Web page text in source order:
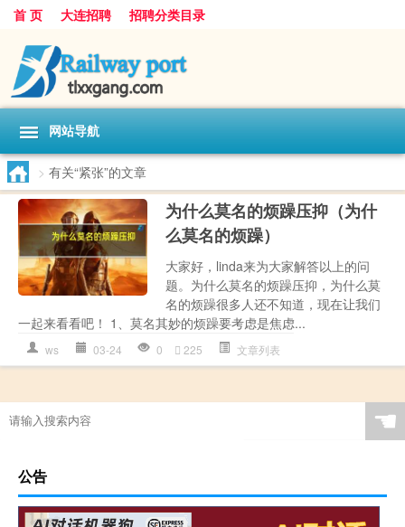
首 页 大连招聘 招聘分类目录
网站导航
> 有关“紧张”的文章
为什么莫名的烦躁压抑（为什
么莫名的烦躁）
大家好，linda来为大家解答以上的问
题。为什么莫名的烦躁压抑，为什么莫
名的烦躁很多人还不知道，现在让我们
一起来看看吧！ 1、莫名其妙的烦躁要考虑是焦虑...
ws 03-24 0 225 文章列表
☚
公告